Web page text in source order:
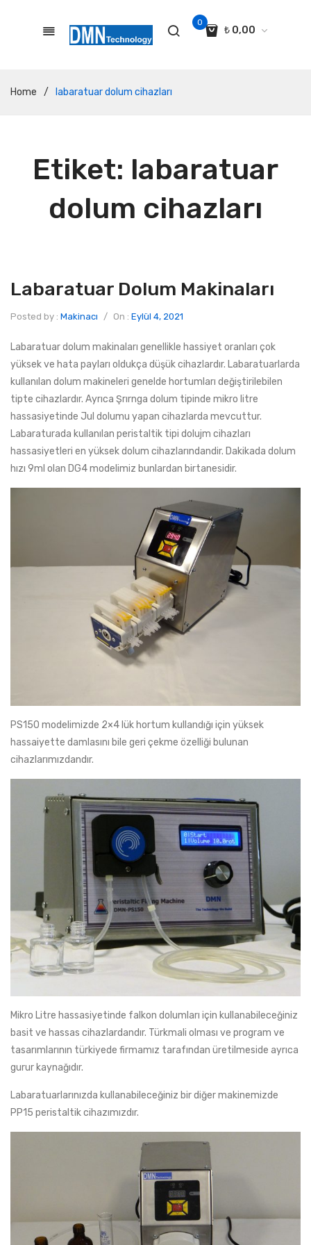
0
₺ 0,00
Home
/ labaratuar dolum cihazları
Etiket: labaratuar
dolum cihazları
Labaratuar Dolum Makinaları
Posted by : Makinacı / On : Eylül 4, 2021
Labaratuar dolum makinaları genellikle hassiyet oranları çok
yüksek ve hata payları oldukça düşük cihazlardır. Labaratuarlarda
kullanılan dolum makineleri genelde hortumları değiştirilebilen
tipte cihazlardır. Ayrıca Şrırnga dolum tipinde mikro litre
hassasiyetinde Jul dolumu yapan cihazlarda mevcuttur.
Labaraturada kullanılan peristaltik tipi dolujm cihazları
hassasiyetleri en yüksek dolum cihazlarındandir. Dakikada dolum
hızı 9ml olan DG4 modelimiz bunlardan birtanesidir.
PS150 modelimizde 2×4 lük hortum kullandığı için yüksek
hassaiyette damlasını bile geri çekme özelliği bulunan
cihazlarımızdandır.
Mikro Litre hassasiyetinde falkon dolumları için kullanabileceğiniz
basit ve hassas cihazlardandır. Türkmali olması ve program ve
tasarımlarının türkiyede firmamız tarafından üretilmeside ayrıca
gurur kaynağıdır.
Labaratuarlarınızda kullanabileceğiniz bir diğer makinemizde
PP15 peristaltik cihazımızdır.